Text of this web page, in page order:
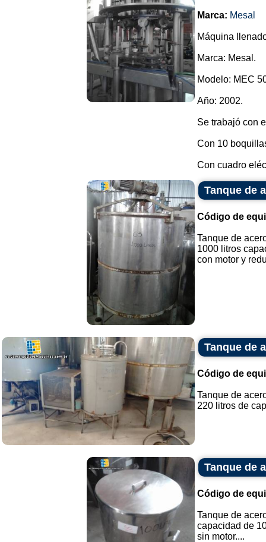
Marca: Mesal
Máquina
Marca: Mesal.
Modelo: MEC
Año: 2002.
Se trabajó con
Con 10
Con cuadro
Tanque de
Código de
Tanque de
1000 litros
con motor y
Tanque de
Código de
Tanque de
220 litros de
Tanque de
Código de
Tanque de
capacidad de
sin motor....